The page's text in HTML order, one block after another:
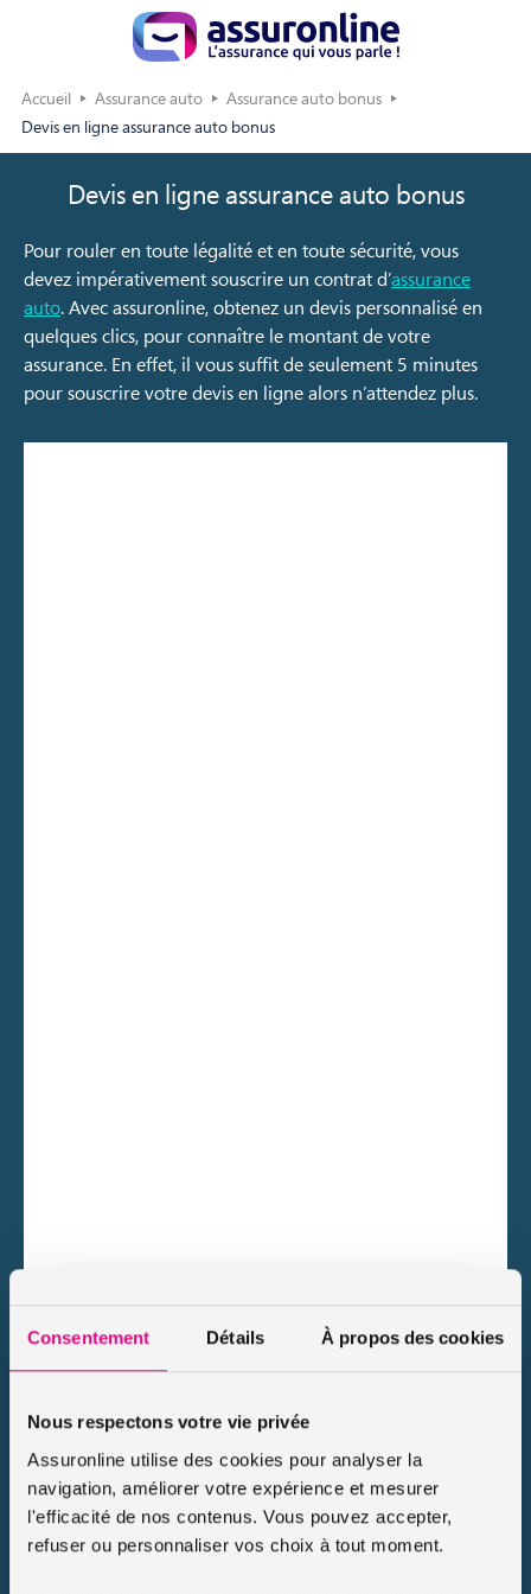
Consentement Détails À propos des cookies
Nous respectons votre vie privée
Assuronline utilise des cookies pour analyser la
navigation, améliorer votre expérience et mesurer
l'efficacité de nos contenus. Vous pouvez accepter,
refuser ou personnaliser vos choix à tout moment.
Accueil Assurance auto
Assurance auto bonus
Devis en ligne assurance auto bonus
Devis en ligne assurance auto bonus
Pour rouler en toute légalité et en toute sécurité, vous
devez impérativement souscrire un contrat d’assurance
auto. Avec assuronline, obtenez un devis personnalisé en
quelques clics, pour connaître le montant de votre
assurance. En effet, il vous suffit de seulement 5 minutes
pour souscrire votre devis en ligne alors n’attendez plus.